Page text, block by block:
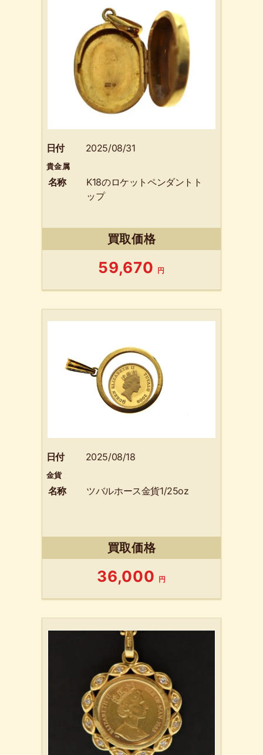
日付 2025/08/31
貴金属
名称
K18のロケットペンダントト
ップ
買取価格
59,670 円
日付 2025/08/18
金貨
名称 ツバルホース金貨1/25oz
買取価格
36,000 円